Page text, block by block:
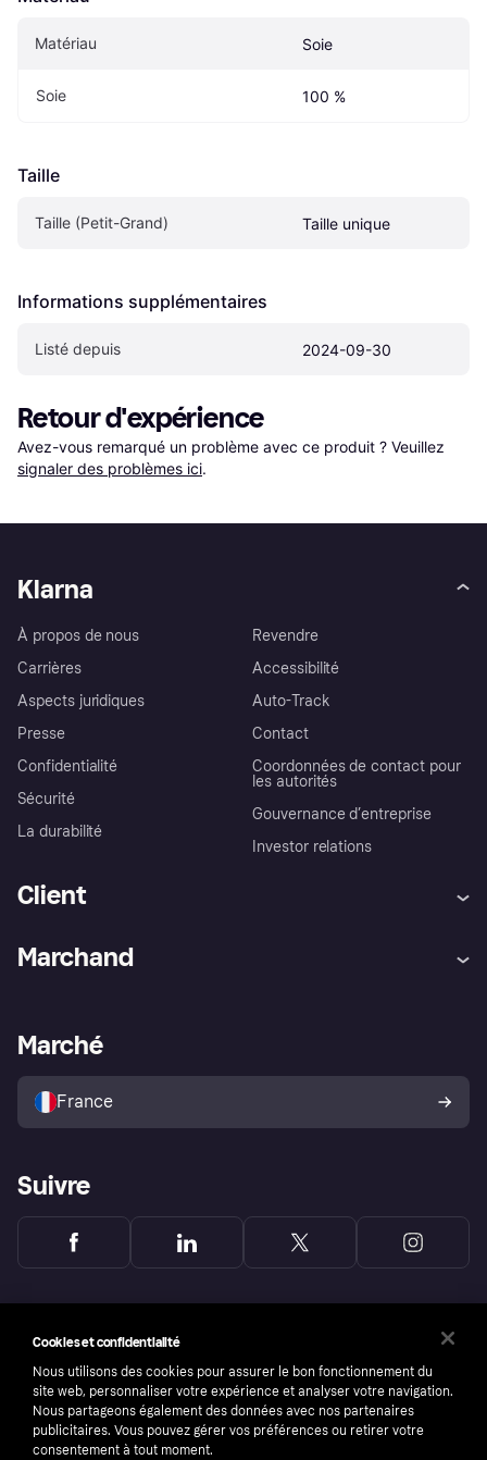
Matériau Soie
Soie 100 %
Taille
Taille (Petit-Grand) Taille unique
Informations supplémentaires
Listé depuis 2024-09-30
Retour d'expérience
Avez-vous remarqué un problème avec ce produit ? Veuillez
signaler des problèmes ici.
Klarna
À propos de nous
Carrières
Aspects juridiques
Presse
Confidentialité
Sécurité
La durabilité
Revendre
Accessibilité
Auto-Track
Contact
Coordonnées de contact pour
les autorités
Gouvernance d’entreprise
Investor relations
Client
Explorez les magasins
Politique de protection de
l’acheteur Klarna
Marchand
Portail Marchand
Marché
France
Suivre
Cookies et confidentialité
Nous utilisons des cookies pour assurer le bon fonctionnement du
site web, personnaliser votre expérience et analyser votre navigation.
Nous partageons également des données avec nos partenaires
publicitaires. Vous pouvez gérer vos préférences ou retirer votre
consentement à tout moment.